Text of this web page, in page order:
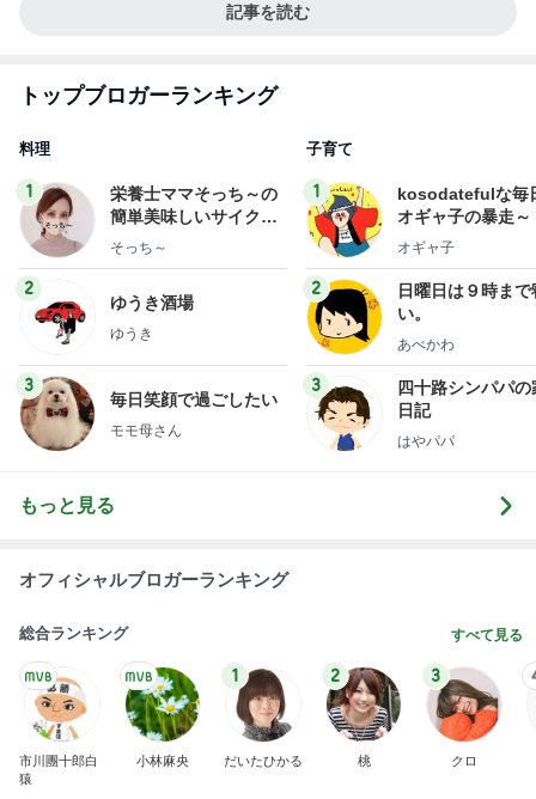
記事を読む
トップブロガーランキング
料理
1
栄養士ママそっち～の
簡単美味しいサイクル
献立
そっち～
2
ゆうき酒場
ゆうき
3
毎日笑顔で過ごしたい
モモ母さん
子育て
1
kosodatefulな毎
オギャ子の暴走～
オギャ子
2
日曜日は９時まで
い。
あべかわ
3
四十路シンパパの
日記
はやパパ
もっと見る
オフィシャルブロガーランキング
総合ランキング すべて見る
市川團十郎白
猿
小林麻央
1
だいたひかる
2
桃
3
クロ